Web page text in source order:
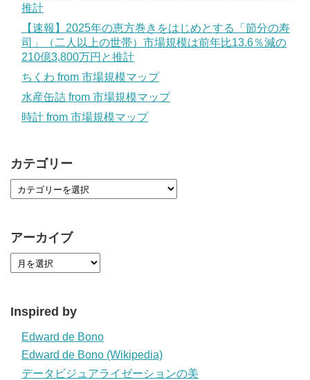
推計
【速報】2025年の恵方巻きをはじめとする「節分の寿
司」（二人以上の世帯）市場規模は前年比13.6％減の
210億3,800万円と推計
ちくわ from 市場規模マップ
水産缶詰 from 市場規模マップ
時計 from 市場規模マップ
カテゴリー
アーカイブ
Inspired by
Edward de Bono
Edward de Bono (Wikipedia)
データビジュアライゼーションの美